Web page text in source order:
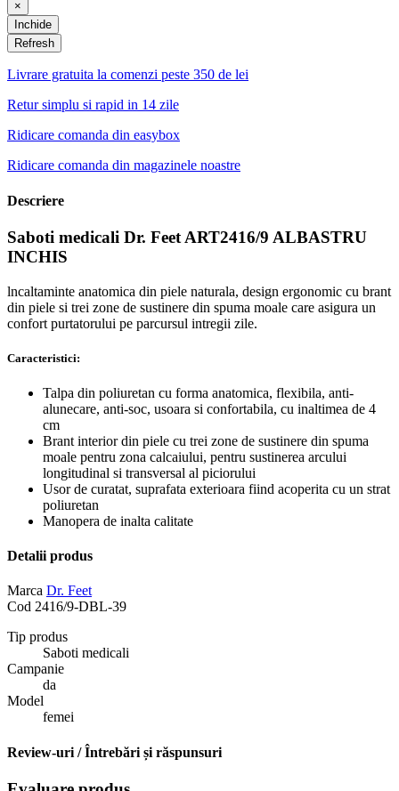
×
Inchide
Livrare gratuita la comenzi peste 350 de lei
Retur simplu si rapid in 14 zile
Ridicare comanda din easybox
Ridicare comanda din magazinele noastre
Descriere
Saboti medicali Dr. Feet ART2416/9 ALBASTRU
INCHIS
lncaltaminte anatomica din piele naturala, design ergonomic cu brant
din piele si trei zone de sustinere din spuma moale care asigura un
confort purtatorului pe parcursul intregii zile.
Caracteristici:
Talpa din poliuretan cu forma anatomica, flexibila, anti-
alunecare, anti-soc, usoara si confortabila, cu inaltimea de 4
cm
Brant interior din piele cu trei zone de sustinere din spuma
moale pentru zona calcaiului, pentru sustinerea arcului
longitudinal si transversal al piciorului
Usor de curatat, suprafata exterioara fiind acoperita cu un strat
poliuretan
Manopera de inalta calitate
Detalii produs
Marca Dr. Feet
Cod 2416/9-DBL-39
Tip produs
Saboti medicali
Campanie
da
Model
femei
Review-uri / Întrebări și răspunsuri